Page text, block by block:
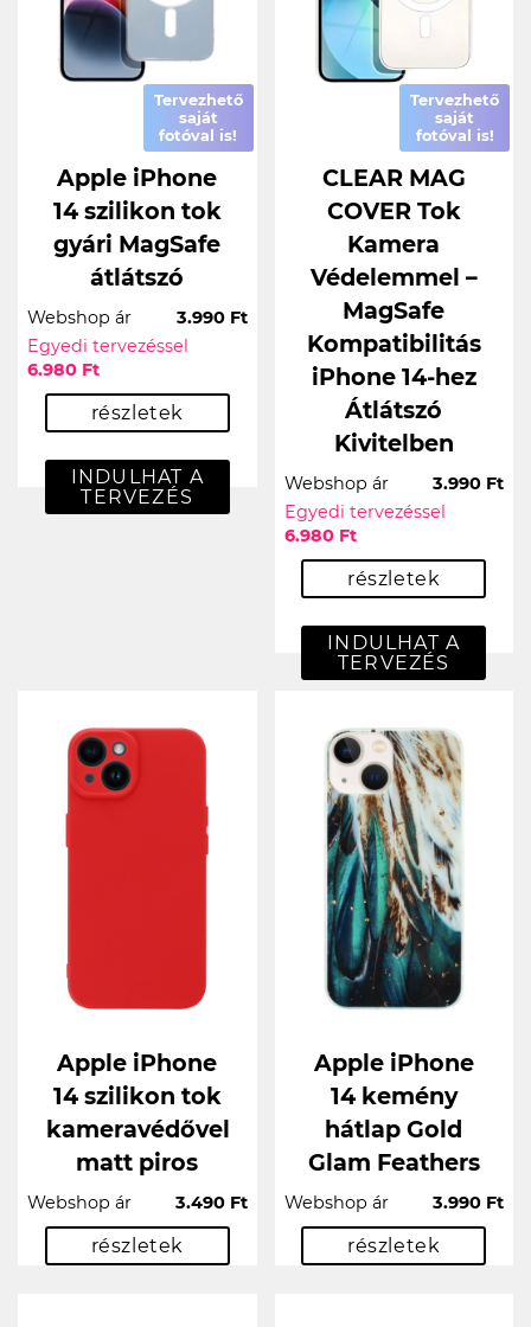
Tervezhető
saját
fotóval is!
Apple iPhone
14 szilikon tok
gyári MagSafe
átlátszó
Webshop ár
3.990 Ft
Egyedi tervezéssel
6.980 Ft
részletek
INDULHAT A
TERVEZÉS
Tervezhető
saját
fotóval is!
CLEAR MAG
COVER Tok
Kamera
Védelemmel –
MagSafe
Kompatibilitás
iPhone 14-hez
Átlátszó
Kivitelben
Webshop ár
3.990 Ft
Egyedi tervezéssel
6.980 Ft
részletek
INDULHAT A
TERVEZÉS
Apple iPhone
14 szilikon tok
kameravédővel
matt piros
Webshop ár 3.490 Ft
részletek
Apple iPhone
14 kemény
hátlap Gold
Glam Feathers
Webshop ár 3.990 Ft
részletek